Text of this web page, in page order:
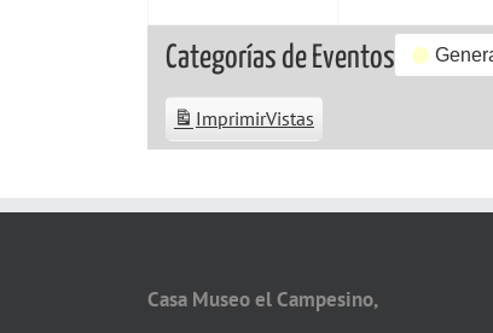
Categorías de Eventos
ImprimirVistas
Casa Museo el Campesino,